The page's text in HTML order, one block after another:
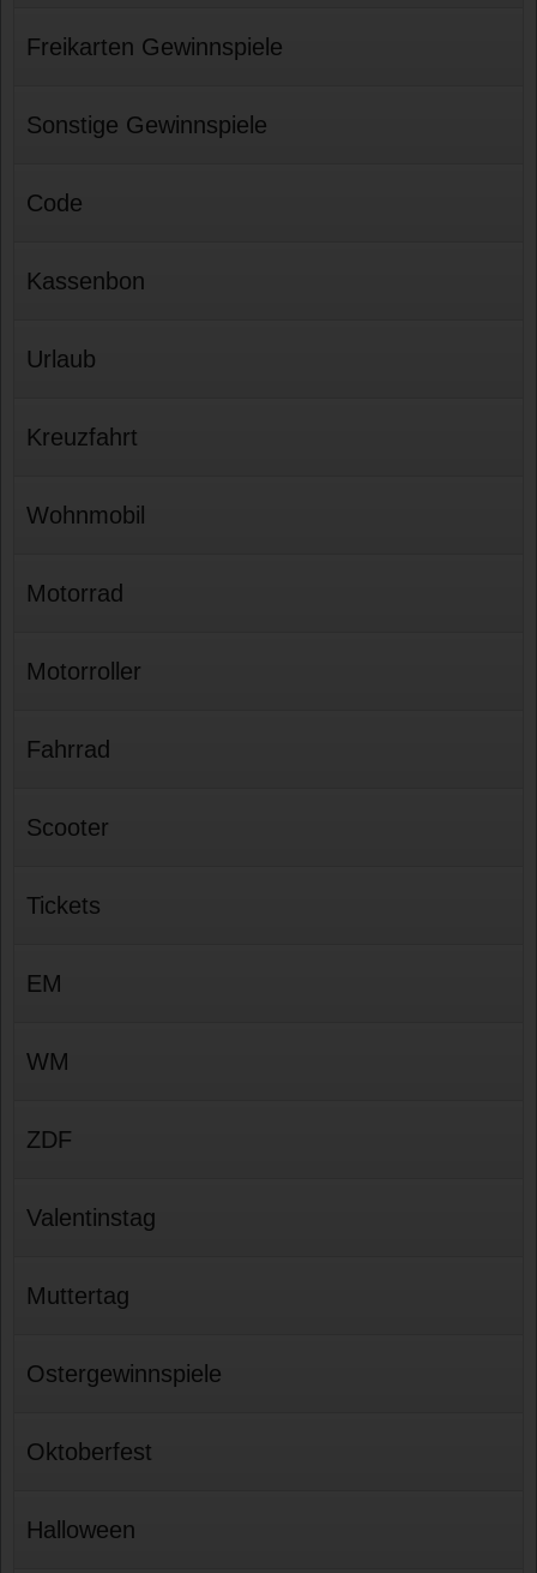
Freikarten Gewinnspiele
Sonstige Gewinnspiele
Code
Kassenbon
Urlaub
Kreuzfahrt
Wohnmobil
Motorrad
Motorroller
Fahrrad
Scooter
Tickets
EM
WM
ZDF
Valentinstag
Muttertag
Ostergewinnspiele
Oktoberfest
Halloween